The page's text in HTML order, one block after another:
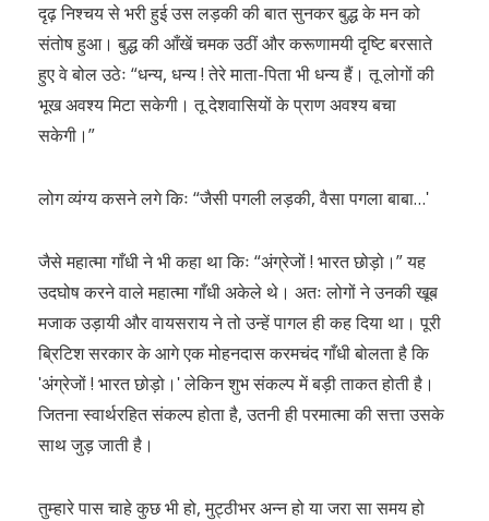
दृढ़ निश्चय से भरी हुई उस लड़की की बात सुनकर बुद्ध के मन को
संतोष हुआ। बुद्ध की आँखें चमक उठीं और करूणामयी दृष्टि बरसाते
हुए वे बोल उठेः “धन्य, धन्य ! तेरे माता-पिता भी धन्य हैं। तू लोगों की
भूख अवश्य मिटा सकेगी। तू देशवासियों के प्राण अवश्य बचा
सकेगी।”
लोग व्यंग्य कसने लगे किः “जैसी पगली लड़की, वैसा पगला बाबा…ʹ
जैसे महात्मा गाँधी ने भी कहा था किः “अंग्रेजों ! भारत छोड़ो।” यह
उदघोष करने वाले महात्मा गाँधी अकेले थे। अतः लोगों ने उनकी खूब
मजाक उड़ायी और वायसराय ने तो उन्हें पागल ही कह दिया था। पूरी
ब्रिटिश सरकार के आगे एक मोहनदास करमचंद गाँधी बोलता है कि
ʹअंग्रेजों ! भारत छोड़ो।ʹ लेकिन शुभ संकल्प में बड़ी ताकत होती है।
जितना स्वार्थरहित संकल्प होता है, उतनी ही परमात्मा की सत्ता उसके
साथ जुड़ जाती है।
तुम्हारे पास चाहे कुछ भी हो, मुट्ठीभर अन्न हो या जरा सा समय हो